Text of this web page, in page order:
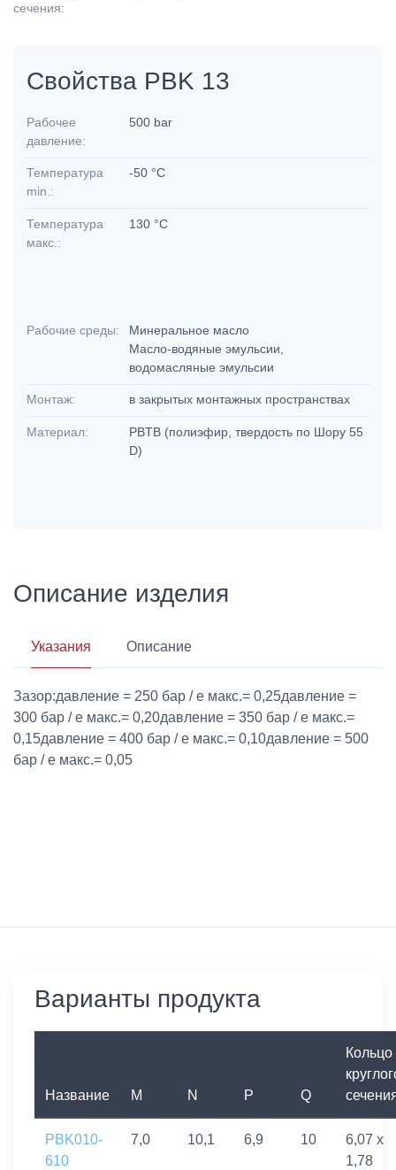
сечения:
Свойства PBK 13
Рабочее
давление:
500 bar
Температура
min.:
-50 °C
Температура
макс.:
130 °C
Рабочие среды:
Минеральное масло
Масло-водяные эмульсии,
водомасляные эмульсии
Монтаж: в закрытых монтажных пространствах
Материал:
PBTB (полиэфир, твердость по Шору 55
D)
Описание изделия
Указания Описание
Зазор:давление = 250 бар / e макс.= 0,25давление =
300 бар / e макс.= 0,20давление = 350 бар / e макс.=
0,15давление = 400 бар / e макс.= 0,10давление = 500
бар / e макс.= 0,05
Варианты продукта
Название M N P Q
Кольцо
PBK010-
610
7,0 10,1 6,9 10
6,07 x
1,78